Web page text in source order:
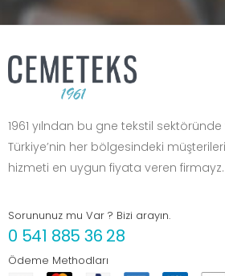
1961 yılndan bu gne tekstil
Türkiye’nin her bölgesindeki
hizmeti en uygun fiyata veren firmayz.
Sorununuz mu Var ? Bizi arayın.
0 541 885 36 28
Ödeme Methodları